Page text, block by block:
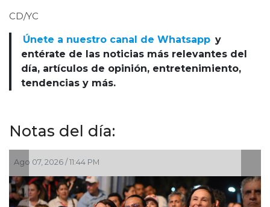
CD/YC
Únete a nuestro canal de Whatsapp y
entérate de las noticias más relevantes del
día, artículos de opinión, entretenimiento,
tendencias y más.
Notas del día:
Ago 07, 2026 / 8:42 PM